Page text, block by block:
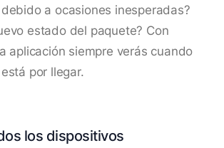
debido a ocasiones inesperadas?
estado del paquete? Con
aplicación siempre verás cuando
por llegar.
los dispositivos